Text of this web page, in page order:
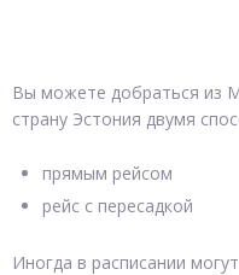
Вы можете добраться из
страну Эстония двумя
прямым рейсом
рейс с пересадкой
Иногда в расписании